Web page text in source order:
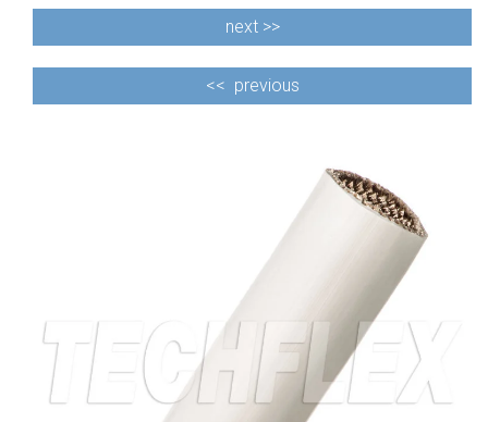
next >>
<< previous